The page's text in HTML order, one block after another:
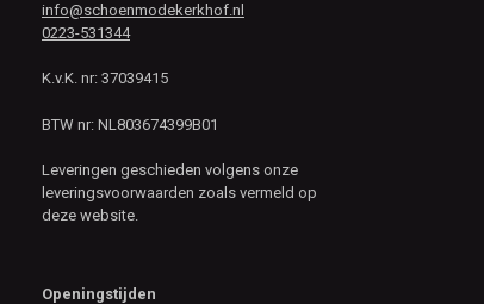
info@schoenmodekerkhof.nl
0223-531344
K.v.K. nr: 37039415
BTW nr: NL803674399B01
Leveringen geschieden volgens onze
leveringsvoorwaarden zoals vermeld op
deze website.
Openingstijden